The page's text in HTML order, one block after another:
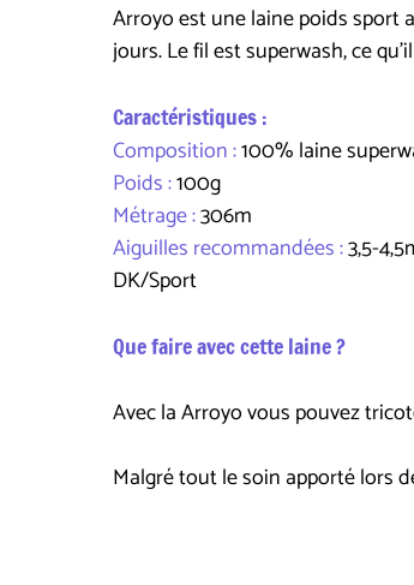
Arroyo est une laine poids sport
jours. Le fil est superwash, ce
Caractéristiques :
Composition :100% laine
Poids :100g
Métrage :306m
Aiguilles recommandées :3,5-
DK/Sport
Que faire avec cette laine ?
Avec la Arroyo vous pouvez
Malgré tout le soin apporté lors